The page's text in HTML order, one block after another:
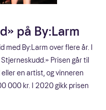
på By:Larm
med By:Larm over flere år. I
Prisen går til
en artist, og vinneren
000 kr. I 2020 gikk prisen